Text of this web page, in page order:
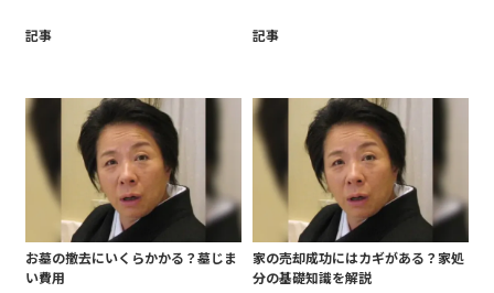
記事 記事
お墓の撤去にいくらかかる？墓じま
い費用
家の売却成功にはカギがある？家処
分の基礎知識を解説